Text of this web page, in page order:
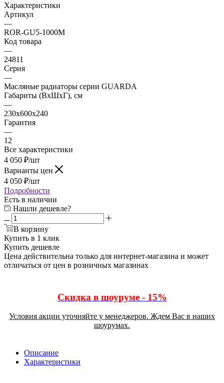
Характеристики
Артикул
—
ROR-GU5-1000M
Код товара
—
24811
Серия
—
Масляные радиаторы серии GUARDA
Габариты (ВхШхГ), см
—
230x600x240
Гарантия
—
12
Все характеристики
4 050 ₽/шт
Варианты цен
4 050 ₽/шт
Подробности
Есть в наличии
Нашли дешевле?
В корзину
Купить в 1 клик
Купить дешевле
Цена действительна только для интернет-магазина и может
отличаться от цен в розничных магазинах
Скидка в шоуруме - 15%
Условия акции уточняйте у менеджеров. Ждем Вас в наших
шоурумах.
Описание
Характеристики